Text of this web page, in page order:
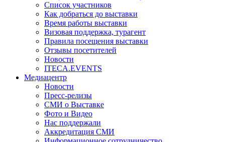
Список участников
Как добраться до выставки
Время работы выставки
Визовая поддержка, турагент
Правила посещения выставки
Отзывы посетителей
Новости
ITECA.EVENTS
Медиацентр
Новости
Пресс-релизы
СМИ о Выставке
Фото и Видео
Нас поддержали
Аккредитация СМИ